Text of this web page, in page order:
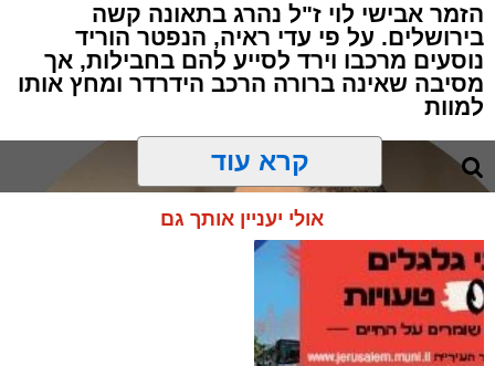
הזמר אבישי לוי ז"ל נהרג בתאונה קשה
בירושלים. על פי עדי ראיה, הנפטר הוריד
נוסעים מרכבו וירד לסייע להם בחבילות, אך
מסיבה שאינה ברורה הרכב הידרדר ומחץ אותו
למוות
קרא עוד
אולי יעניין אותך גם